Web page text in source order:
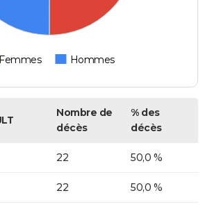
Femmes Hommes
Nombre de
décès
% des
décès
22 50,0 %
22 50,0 %